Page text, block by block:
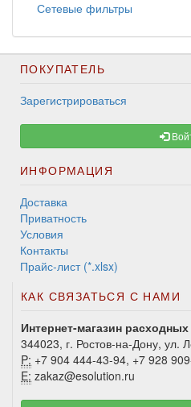
Сетевые фильтры
ПОКУПАТЕЛЬ
Зарегистрироваться
ИНФОРМАЦИЯ
Доставка
Приватность
Условия
Контакты
Прайс-лист (*.xlsx)
КАК СВЯЗАТЬСЯ С НАМИ
Интернет-магазин
344023, г. Ростов-на-Дону, ул.
P: +7 904 444-43-94, +7 928
E: zakaz@esolution.ru